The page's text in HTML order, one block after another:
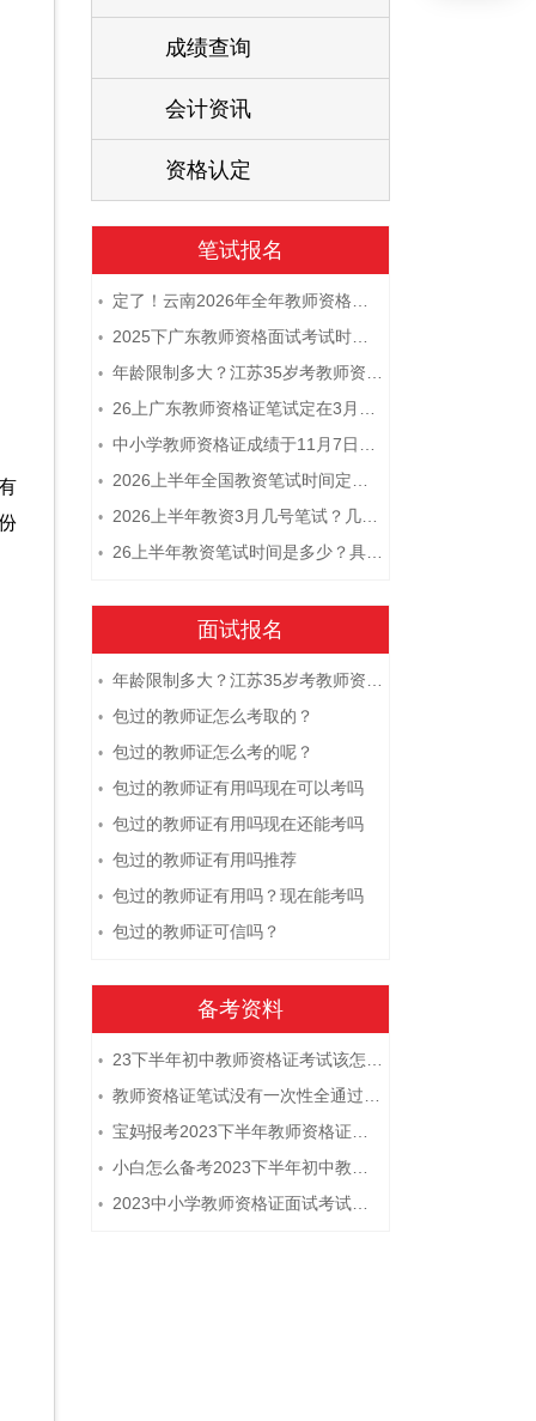
成绩查询
会计资讯
资格认定
笔试报名
• 定了！云南2026年全年教师资格证考试日程大公开！
• 2025下广东教师资格面试考试时间及科目内容（怎么考）
• 年龄限制多大？江苏35岁考教师资格证晚吗？
• 26上广东教师资格证笔试定在3月7日！附考试指南
• 中小学教师资格证成绩于11月7日10点查！
• 2026上半年全国教资笔试时间定档！
• 2026上半年教资3月几号笔试？几点开考
• 26上半年教资笔试时间是多少？具体安排表一览
面试报名
• 年龄限制多大？江苏35岁考教师资格证晚吗？
• 包过的教师证怎么考取的？
• 包过的教师证怎么考的呢？
• 包过的教师证有用吗现在可以考吗
• 包过的教师证有用吗现在还能考吗
• 包过的教师证有用吗推荐
• 包过的教师证有用吗？现在能考吗
• 包过的教师证可信吗？
备考资料
• 23下半年初中教师资格证考试该怎么复习？
• 教师资格证笔试没有一次性全通过下次需要重新报考吗？
• 宝妈报考2023下半年教师资格证需要报班备考吗？
• 小白怎么备考2023下半年初中教师资格证笔试？
• 2023中小学教师资格证面试考试注意事项